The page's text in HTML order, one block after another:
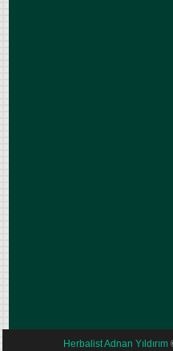
Herbalist Adnan Yıldırım